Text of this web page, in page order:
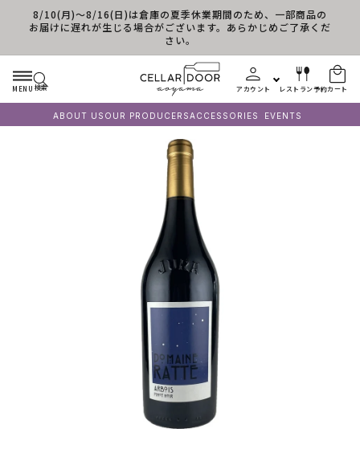
コンテンツに進む
8/10(月)～8/16(日)は倉庫の夏季休業期間のため、一部商品の
お届けに遅れが生じる場合がございます。あらかじめご了承くだ
さい。
MENU 検索 アカウント レストラン予約カート
ABOUT US OUR PRODUCERSACCESSORIES EVENTS